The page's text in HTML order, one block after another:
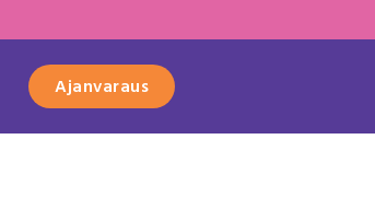
Ajanvaraus